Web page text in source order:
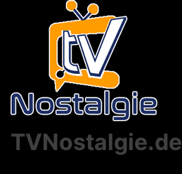
TVNostalgie.de